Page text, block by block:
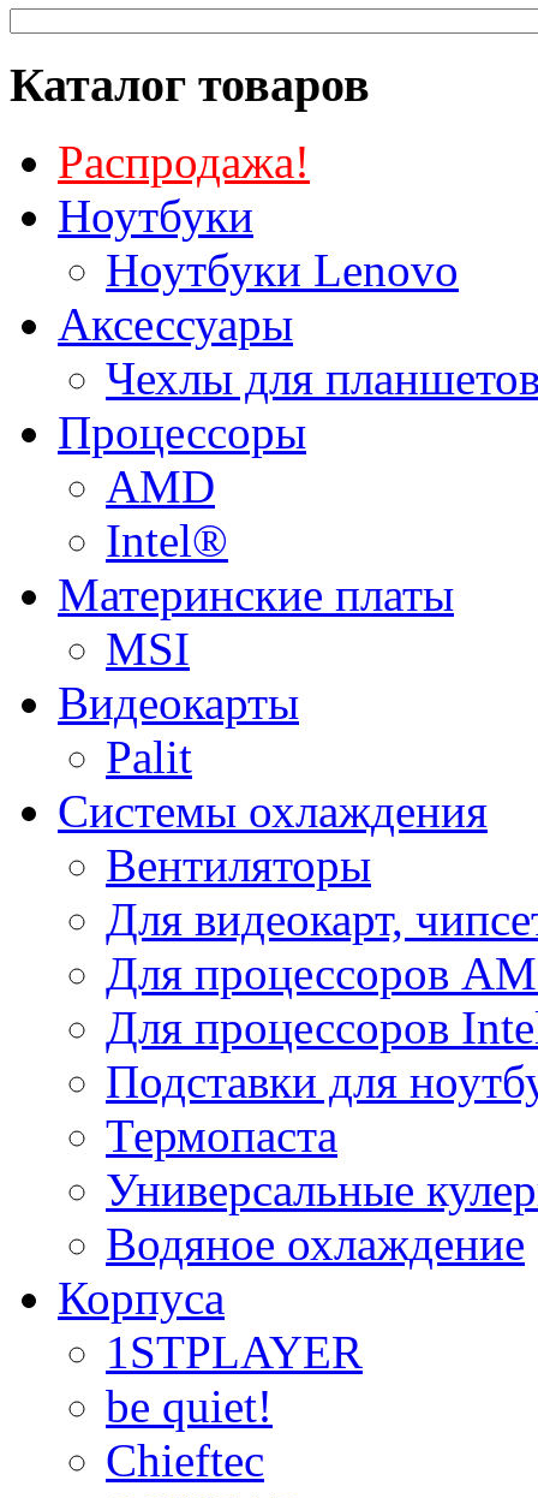
Каталог товаров
Распродажа!
Ноутбуки
Ноутбуки Lenovo
Аксессуары
Чехлы для
Процессоры
AMD
Intel®
Материнские платы
MSI
Видеокарты
Palit
Системы охлаждения
Вентиляторы
Для видеокарт,
Для процессоров
Для процессоров
Подставки для
Термопаста
Универсальные
Водяное охлаждение
Корпуса
1STPLAYER
be quiet!
Chieftec